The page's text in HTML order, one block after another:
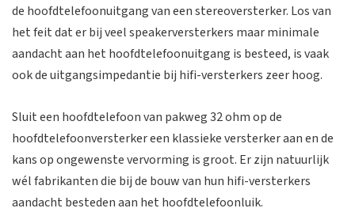
de hoofdtelefoonuitgang van een stereoversterker. Los van
het feit dat er bij veel speakerversterkers maar minimale
aandacht aan het hoofdtelefoonuitgang is besteed, is vaak
ook de uitgangsimpedantie bij hifi-versterkers zeer hoog.
Sluit een hoofdtelefoon van pakweg 32 ohm op de
hoofdtelefoonversterker een klassieke versterker aan en de
kans op ongewenste vervorming is groot. Er zijn natuurlijk
wél fabrikanten die bij de bouw van hun hifi-versterkers
aandacht besteden aan het hoofdtelefoonluik.